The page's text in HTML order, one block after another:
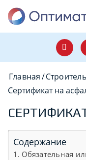
Главная/
Сертификат на
Содержание
Обязательная